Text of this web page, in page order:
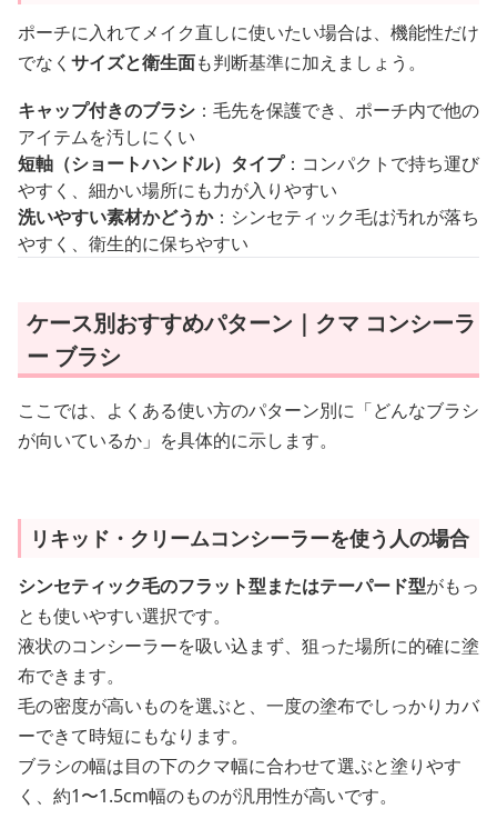
ポーチに入れてメイク直しに使いたい場合は、機能性だけ
でなく サイズと衛生面も判断基準に加えましょう。
キャップ付きのブラシ ：毛先を保護でき、ポーチ内で他の
アイテムを汚しにくい
短軸（ショートハンドル）タイプ：コンパクトで持ち運び
やすく、細かい場所にも力が入りやすい
洗いやすい素材かどうか：シンセティック毛は汚れが落ち
やすく、衛生的に保ちやすい
ケース別おすすめパターン｜クマ コンシーラ
ー ブラシ
ここでは、よくある使い方のパターン別に「どんなブラシ
が向いているか」を具体的に示します。
リキッド・クリームコンシーラーを使う人の場合
シンセティック毛のフラット型またはテーパード型がもっ
とも使いやすい選択です。
液状のコンシーラーを吸い込まず、狙った場所に的確に塗
布できます。
毛の密度が高いものを選ぶと、一度の塗布でしっかりカバ
ーできて時短にもなります。
ブラシの幅は目の下のクマ幅に合わせて選ぶと塗りやす
く、約1〜1.5cm幅のものが汎用性が高いです。